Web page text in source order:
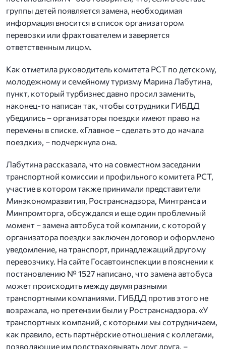
группы детей появляется замена, необходимая
информация вносится в список организатором
перевозки или фрахтователем и заверяется
ответственным лицом.
Как отметила руководитель комитета РСТ по детскому,
молодежному и семейному туризму Марина Лабутина,
пункт, который турбизнес давно просил заменить,
наконец-то написан так, чтобы сотрудники ГИБДД
убедились – организаторы поездки имеют право на
перемены в списке. «Главное – сделать это до начала
поездки», – подчеркнула она.
Лабутина рассказала, что на совместном заседании
транспортной комиссии и профильного комитета РСТ,
участие в котором также принимали представители
Минэкономразвития, Ространснадзора, Минтранса и
Минпромторга, обсуждался и еще один проблемный
момент – замена автобуса той компании, с которой у
организатора поездки заключен договор и оформлено
уведомление, на транспорт, принадлежащий другому
перевозчику. На сайте Госавтоинспекции в пояснении к
постановлению № 1527 написано, что замена автобуса
может происходить между двумя разными
транспортными компаниями. ГИБДД против этого не
возражала, но претензии были у Ространснадзора. «У
транспортных компаний, с которыми мы сотрудничаем,
как правило, есть партнёрские отношения с коллегами,
позволяющие им подстраховывать друг друга, –